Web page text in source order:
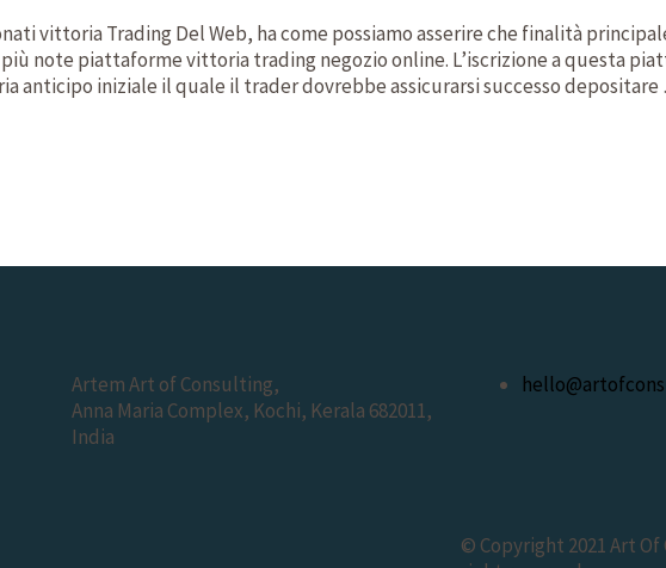
vittoria Trading Del Web, ha come possiamo asserire che finalità
note piattaforme vittoria trading negozio online. L’iscrizione a questa
anticipo iniziale il quale il trader dovrebbe assicurarsi successo
Artem Art of Consulting,
Anna Maria Complex, Kochi, Kerala 682011,
India
© Copyright 2021 Art